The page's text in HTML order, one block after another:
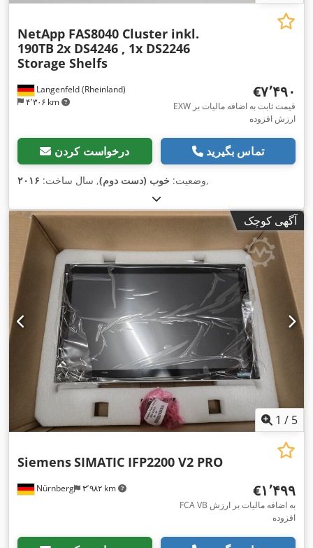
Langenfeld (Rheinland)
۴٬۳۰۶ km
NetApp FAS8040 Cluster inkl.
190TB 2x DS4246 , 1x DS2246
Storage Shelfs
‎€۷٬۴۹۰
EXW قیمت ثابت به اضافه مالیات بر
ارزش افزوده
درخواست کردن تماس بگیرید
وضعیت: خوب (دست دوم), سال ساخت: ۲۰۱۶ ,
آگهی کوچک
1 / 5
Nürnberg ۳٬۹۸۲ km
SiemensSIMATIC IFP2200 V2 PRO
‎€۱٬۴۹۹
FCA VB به اضافه مالیات بر ارزش
افزوده